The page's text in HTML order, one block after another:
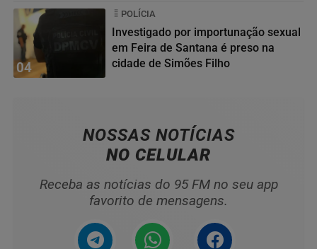
04
POLÍCIA
Investigado por importunação sexual
em Feira de Santana é preso na
cidade de Simões Filho
NOSSAS NOTÍCIAS
NO CELULAR
Receba as notícias do 95 FM no seu app
favorito de mensagens.